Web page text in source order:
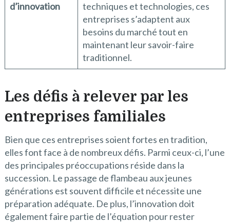
d’innovation
techniques et technologies, ces
entreprises s’adaptent aux
besoins du marché tout en
maintenant leur savoir-faire
traditionnel.
Les défis à relever par les
entreprises familiales
Bien que ces entreprises soient fortes en tradition,
elles font face à de nombreux défis. Parmi ceux-ci, l’une
des principales préoccupations réside dans la
succession. Le passage de flambeau aux jeunes
générations est souvent difficile et nécessite une
préparation adéquate. De plus, l’innovation doit
également faire partie de l’équation pour rester